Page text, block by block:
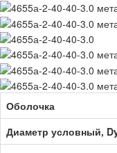
Оболочка
Диаметр условный,